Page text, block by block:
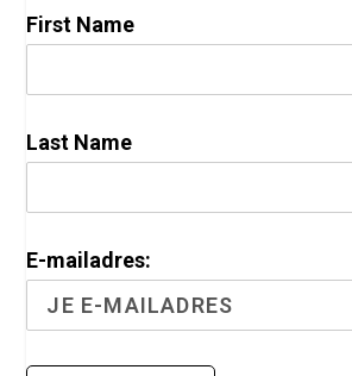
First Name
Last Name
E-mailadres: